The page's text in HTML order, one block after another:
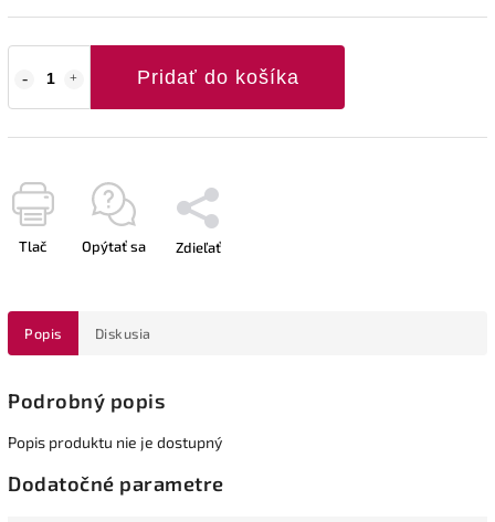
Pridať do košíka
Tlač Opýtať sa Zdieľať
Popis Diskusia
Podrobný popis
Popis produktu nie je dostupný
Dodatočné parametre